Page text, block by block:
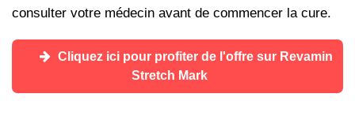
consulter votre médecin avant de commencer la cure.
Cliquez ici pour profiter de l'offre sur Revamin
Stretch Mark